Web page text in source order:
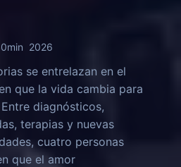
2026
se entrelazan en el
que la vida cambia para
diagnósticos,
terapias y nuevas
cuatro personas
que el amor